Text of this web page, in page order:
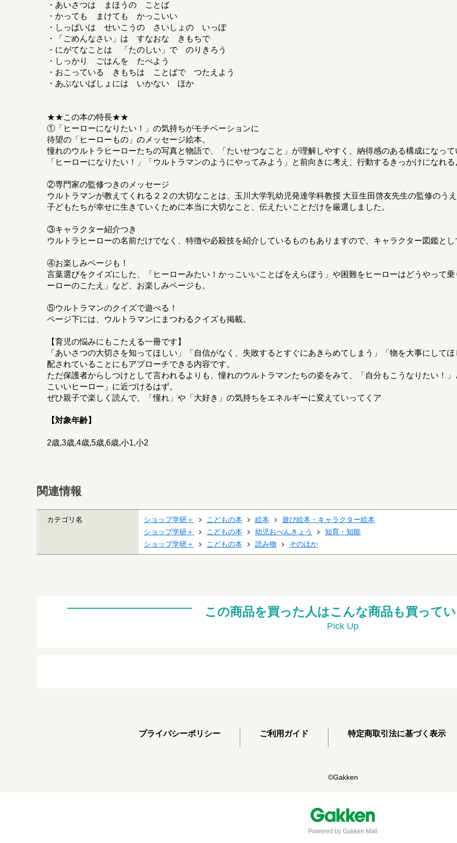
・あいさつは まほうの ことば
・かっても まけても かっこいい
・しっぱいは せいこうの さいしょの いっぽ
・「ごめんなさい」は すなおな きもちで
・にがてなことは 「たのしい」で のりきろう
・しっかり ごはんを たべよう
・おこっている きもちは ことばで つたえよう
・あぶないばしょには いかない ほか
★★この本の特長★★
①「ヒーローになりたい！」の気持ちがモチベーションに
待望の「ヒーローもの」のメッセージ絵本。
憧れのウルトラヒーローたちの写真と物語で、「たいせつなこと」が理解しやすく、納得感のある構成になって
「ヒーローになりたい！」「ウルトラマンのようにやってみよう」と前向きに考え、行動するきっかけになれ
②専門家の監修つきのメッセージ
ウルトラマンが教えてくれる２２の大切なことは、玉川大学乳幼児発達学科教授 大豆生田啓友先生の監修のう
子どもたちが幸せに生きていくために本当に大切なこと、伝えたいことだけを厳選しました。
③キャラクター紹介つき
ウルトラヒーローの名前だけでなく、特徴や必殺技を紹介しているものもありますので、キャラクター図鑑と
④お楽しみページも！
言葉選びをクイズにした、「ヒーローみたい！かっこいいことばをえらぼう」や困難をヒーローはどうやって
ーローのこたえ」など、お楽しみページも。
⑤ウルトラマンのクイズで遊べる！
ページ下には、ウルトラマンにまつわるクイズも掲載。
【育児の悩みにもこたえる一冊です】
「あいさつの大切さを知ってほしい」「自信がなく、失敗するとすぐにあきらめてしまう」「物を大事にして
配されていることにもアプローチできる内容です。
ただ保護者からしつけとして言われるよりも、憧れのウルトラマンたちの姿をみて、「自分もこうなりたい！
こいいヒーロー」に近づけるはず。
ぜひ親子で楽しく読んで、「憧れ」や「大好き」の気持ちをエネルギーに変えていってくア
【対象年齢】
2歳,3歳,4歳,5歳,6歳,小1,小2
関連情報
カテゴリ名 ショップ学研＋ こどもの本 絵本
遊び絵本・キャラクター絵本
ショップ学研＋
こどもの本 幼児おべんきょう
知育・知能
ショップ学研＋
こどもの本 読み物 そのほか
この商品を買った人はこんな商品も買って
Pick Up
プライバシーポリシー ご利用ガイド 特定商取引法に基づく表示
©Gakken
Powered by Gakken Mall